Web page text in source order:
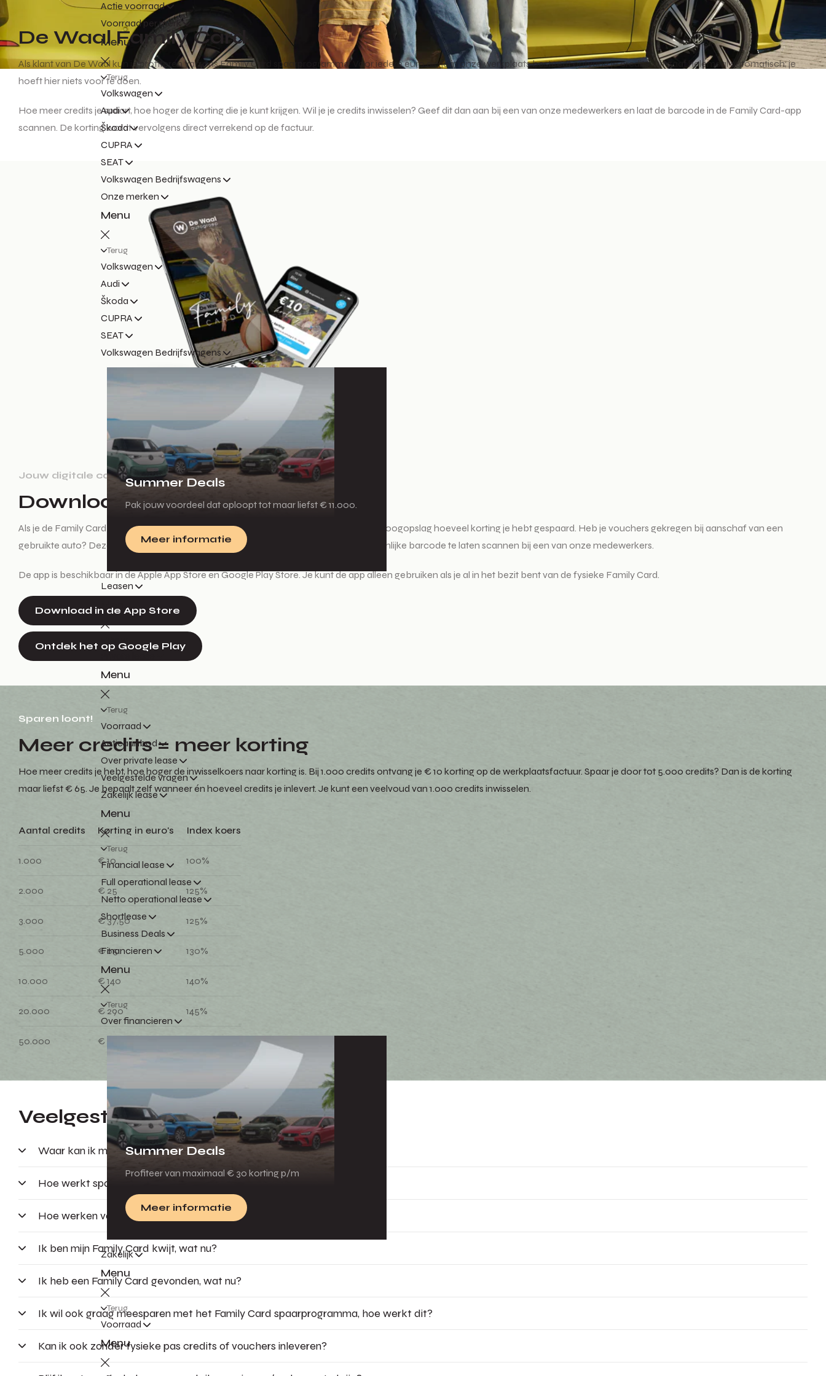
Actie voorraad
Voorraad per merk
Menu
Terug
Volkswagen
Audi
Škoda
CUPRA
SEAT
Volkswagen Bedrijfswagens
Onze merken
Menu
Terug
Volkswagen
Audi
Škoda
CUPRA
SEAT
Volkswagen Bedrijfswagens
Summer Deals
Pak jouw voordeel dat oploopt tot maar liefst € 11.000.
Meer informatie
Leasen
Menu
Menu
Terug
Voorraad
Actieaanbod
Over private lease
Veelgestelde vragen
Zakelijk lease
Menu
Terug
Financial lease
Full operational lease
Netto operational lease
Shortlease
Business Deals
Financieren
Menu
Terug
Over financieren
Summer Deals
Profiteer van maximaal € 30 korting p/m
Meer informatie
Zakelijk
Menu
Terug
Voorraad
Menu
De Waal Family Card
Als klant van De Waal kun je profiteren van ons Family Card spaarprogramma. Voor iedere euro die je in onze werkplaats besteedt ontvang je credits. Dit gaat helemaal automatisch; je
hoeft hier niets voor te doen.
Hoe meer credits je spaart, hoe hoger de korting die je kunt krijgen. Wil je je credits inwisselen? Geef dit dan aan bij een van onze medewerkers en laat de barcode in de Family Card-app
scannen. De korting wordt vervolgens direct verrekend op de factuur.
Jouw digitale card
Download de app
Als je de Family Card app download, heb je altijd inzicht in je credit-saldo. Je ziet in één oogopslag hoeveel korting je hebt gespaard. Heb je vouchers gekregen bij aanschaf van een
gebruikte auto? Deze vind je ook in de app. De app kun je ook gebruiken om je persoonlijke barcode te laten scannen bij een van onze medewerkers.
De app is beschikbaar in de Apple App Store en Google Play Store. Je kunt de app alleen gebruiken als je al in het bezit bent van de fysieke Family Card.
Download in de App Store
Ontdek het op Google Play
Sparen loont!
Meer credits = meer korting
Hoe meer credits je hebt, hoe hoger de inwisselkoers naar korting is. Bij 1.000 credits ontvang je € 10 korting op de werkplaatsfactuur. Spaar je door tot 5.000 credits? Dan is de korting
maar liefst € 65. Je bepaalt zelf wanneer én hoeveel credits je inlevert. Je kunt een veelvoud van 1.000 credits inwisselen.
Aantal credits Korting in euro's Index koers
1.000 € 10 100%
2.000 € 25 125%
3.000 € 37,50 125%
5.000 € 65 130%
10.000 € 140 140%
20.000 € 290 145%
50.000 € 750
Veelgestelde vragen
Waar kan ik mijn punten inzien?
Hoe werkt sparen en verzilveren?
Hoe werken vouchers?
Ik ben mijn Family Card kwijt, wat nu?
Ik heb een Family Card gevonden, wat nu?
Ik wil ook graag meesparen met het Family Card spaarprogramma, hoe werkt dit?
Kan ik ook zonder fysieke pas credits of vouchers inleveren?